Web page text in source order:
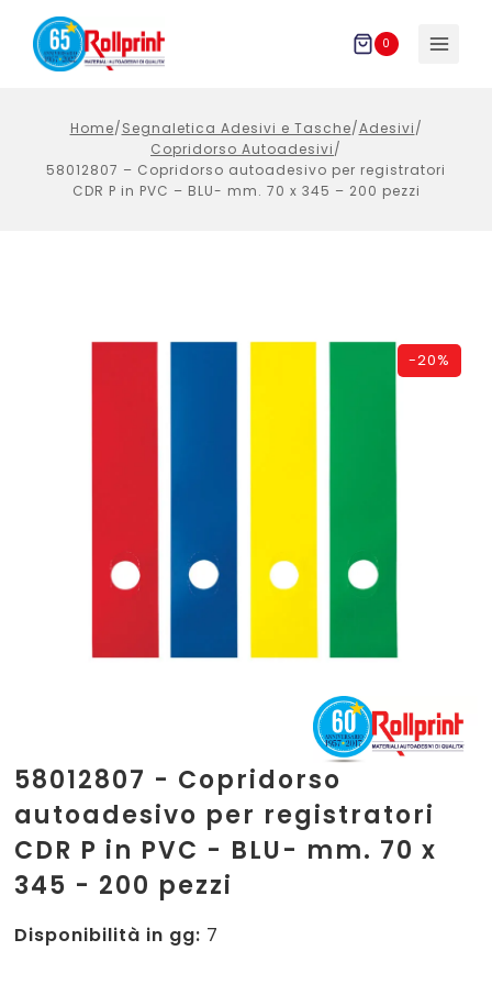
Salta
contenuto
0
Home/Segnaletica Adesivi e Tasche/Adesivi/
Copridorso Autoadesivi/
58012807 – Copridorso autoadesivo per registratori
CDR P in PVC – BLU- mm. 70 x 345 – 200 pezzi
-20%
58012807 - Copridorso
autoadesivo per registratori
CDR P in PVC - BLU- mm. 70 x
345 - 200 pezzi
Disponibilità in gg: 7